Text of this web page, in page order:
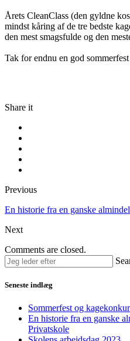
Årets CleanClass (den gyldne
mindst kåring af de tre bedste
den mest smagsfulde og den
Tak for endnu en god
Share it
Previous
En historie fra en ganske
Next
Comments are closed.
Seneste indlæg
Sommerfest og
En historie fra en ganske
Privatskole